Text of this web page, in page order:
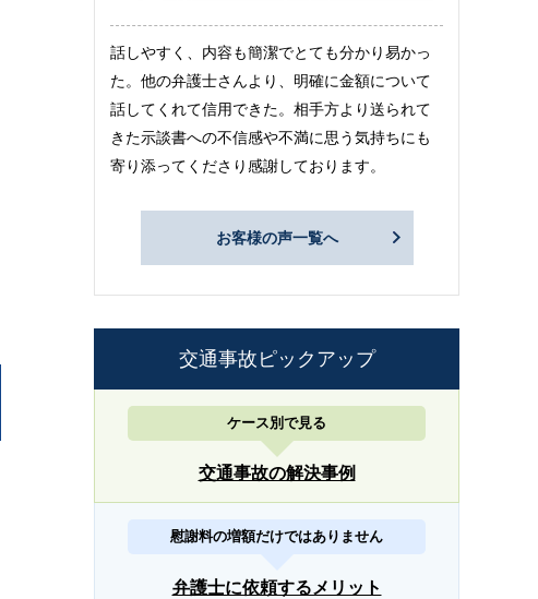
話しやすく、内容も簡潔でとても分かり易かっ
た。他の弁護士さんより、明確に金額について
話してくれて信用できた。相手方より送られて
きた示談書への不信感や不満に思う気持ちにも
寄り添ってくださり感謝しております。
お客様の声一覧へ
交通事故ピックアップ
ケース別で見る
交通事故の解決事例
慰謝料の増額だけではありません
弁護士に依頼するメリット